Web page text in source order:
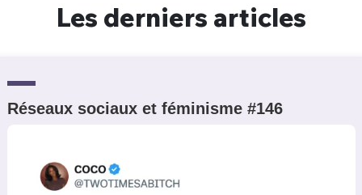
Les derniers articles
Réseaux sociaux et féminisme #146